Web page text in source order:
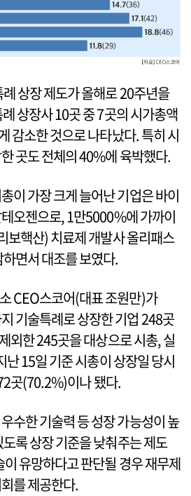
상장 제도가 올해로 20주년을
상장사 10곳 중 7곳의 시가총액
감소한 것으로 나타났다. 특히 시
곳도 전체의 40%에 육박했다.
이 가장 크게 늘어난 기업은 바이
오젠으로, 1만5000%에 가까이
보핵산) 치료제 개발사 올리패스
면서 대조를 보였다.
CEO스코어(대표 조원만)가
기술특례로 상장한 기업 248곳
외한 245곳을 대상으로 시총, 실
난 15일 기준 시총이 상장일 당시
곳(70.2%)이나 됐다.
수한 기술력 등 성장 가능성이 높
록 상장 기준을 낮춰주는 제도
유망하다고 판단될 경우 재무제
를 제공한다.